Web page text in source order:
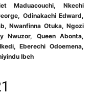
Maduacouchi, Nkechi
Odinakachi Edward,
Nwanfinna Otuka, Ngozi
Nwuzor, Queen Abonta,
Eberechi Odoemena,
Ibeh